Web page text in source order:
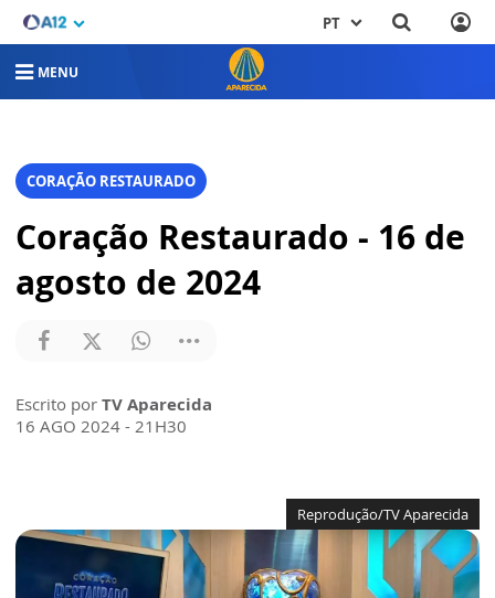
PT
MENU
CORAÇÃO RESTAURADO
Coração Restaurado - 16 de
agosto de 2024
Escrito por TV Aparecida
16 AGO 2024 - 21H30
Reprodução/TV Aparecida